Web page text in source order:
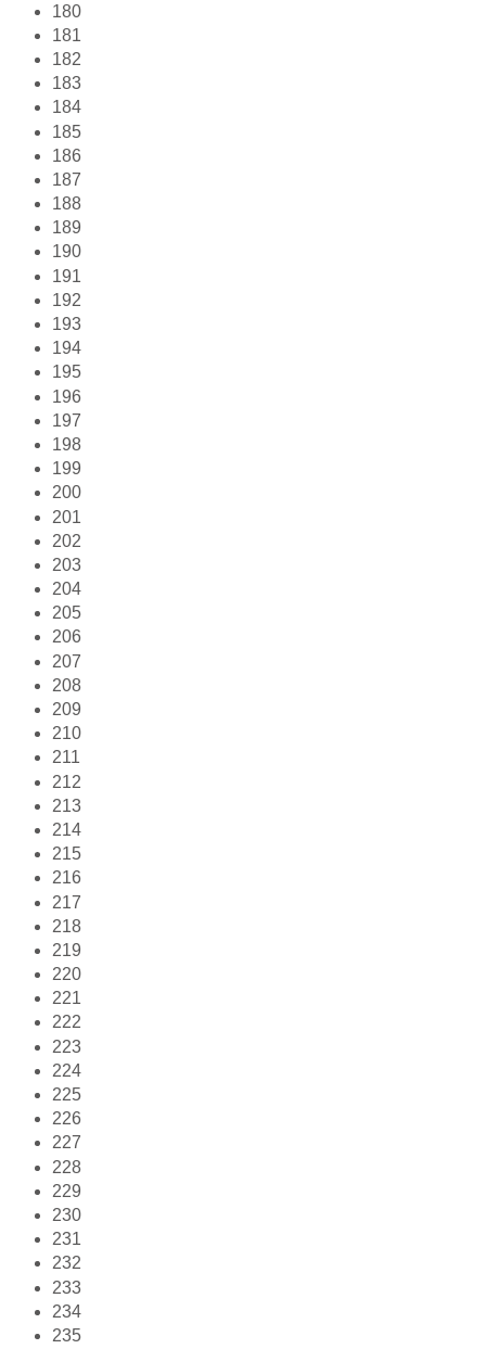
180
181
182
183
184
185
186
187
188
189
190
191
192
193
194
195
196
197
198
199
200
201
202
203
204
205
206
207
208
209
210
211
212
213
214
215
216
217
218
219
220
221
222
223
224
225
226
227
228
229
230
231
232
233
234
235